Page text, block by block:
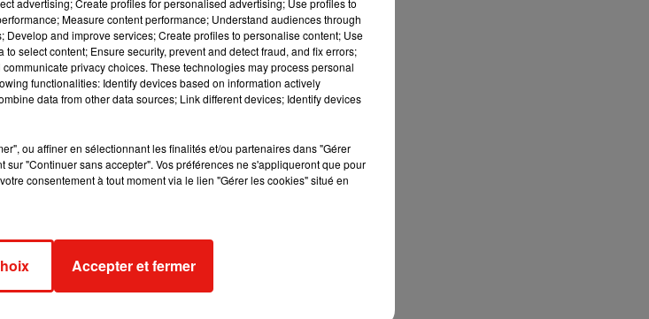
le regret de vous annoncer que pour
des cordes vocales je suis dans
advertising; Create profiles for personalised advertising; Use profiles to
Measure content performance; Understand audiences through
Develop and improve services; Create profiles to personalise content; Use
select content; Ensure security, prevent and detect fraud, and fix errors;
privacy choices. These technologies may process personal
functionalities: Identify devices based on information actively
data from other data sources; Link different devices; Identify devices
ou affiner en sélectionnant les finalités et/ou partenaires dans "Gérer
"Continuer sans accepter". Vos préférences ne s'appliqueront que pour
consentement à tout moment via le lien "Gérer les cookies" situé en
Accepter et fermer